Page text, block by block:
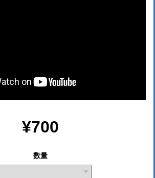
¥700
数量